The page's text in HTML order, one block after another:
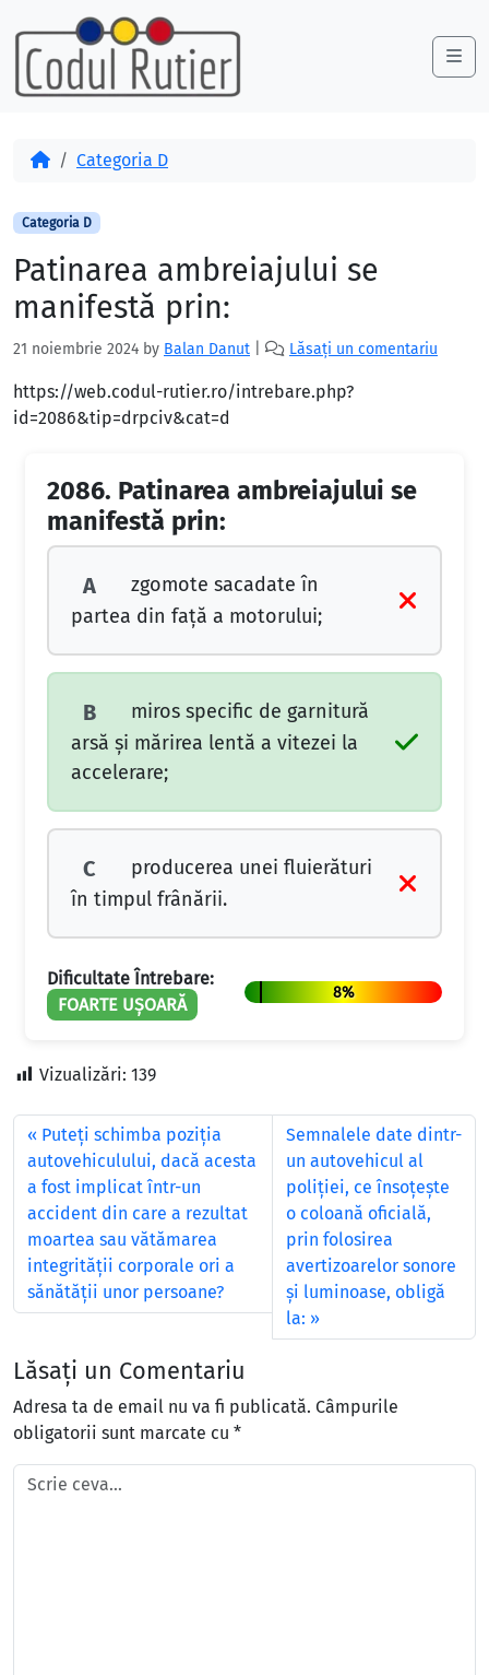
Skip to content
Skip to footer
AcasăCategoria D
Categoria D
Patinarea ambreiajului se
manifestă prin:
21 noiembrie 2024 by Balan Danut Lăsați un comentariu
https://web.codul-rutier.ro/intrebare.php?
id=2086&tip=drpciv&cat=d
2086. Patinarea ambreiajului se
manifestă prin:
A
zgomote sacadate în
partea din faţă a motorului;
B
miros specific de garnitură
arsă şi mărirea lentă a vitezei la
accelerare;
C
producerea unei fluierături
în timpul frânării.
Dificultate Întrebare:
FOARTE UȘOARĂ
8%
Vizualizări: 139
Puteţi schimba poziţia
autovehiculului, dacă acesta
a fost implicat într-un
accident din care a rezultat
moartea sau vătămarea
integrităţii corporale ori a
sănătăţii unor persoane?
Semnalele date dintr-
un autovehicul al
poliției, ce însoțește
o coloană oficială,
prin folosirea
avertizoarelor sonore
și luminoase, obligă
la:
Lăsați un Comentariu
Adresa ta de email nu va fi publicată. Câmpurile
obligatorii sunt marcate cu *